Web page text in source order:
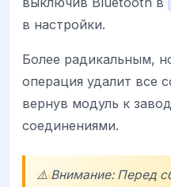
в настройки.
Более радикальным,
операция удалит все
вернув модуль к
соединениями.
⚠️ Внимание: Перед